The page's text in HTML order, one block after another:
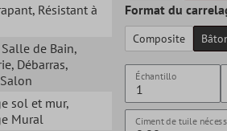
, Résistant à
de Bain,
, Débarras,
sol et mur,
Mural
Format du
Composite
Échantillo
Ciment de tuile